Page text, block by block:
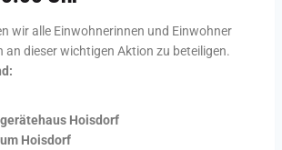
wir alle Einwohnerinnen und Einwohner
an dieser wichtigen Aktion zu beteiligen.
Hoisdorf
Hoisdorf